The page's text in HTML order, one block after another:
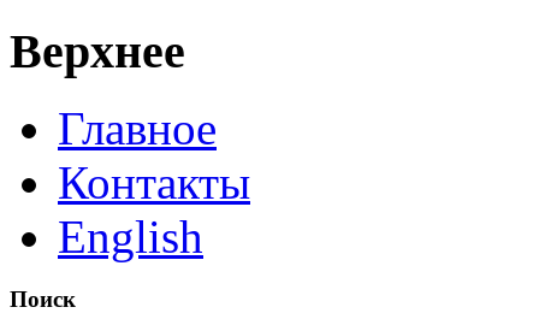
Верхнее
Главное
Контакты
English
Поиск